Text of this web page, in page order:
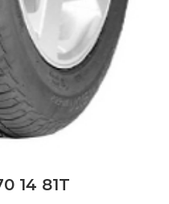
14 81T